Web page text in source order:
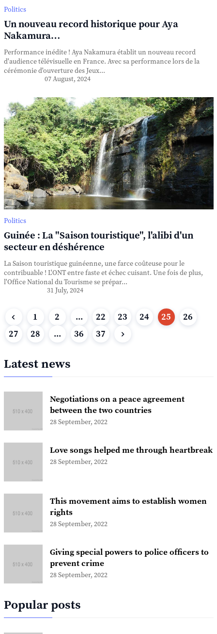
Politics
Un nouveau record historique pour Aya
Nakamura…
Performance inédite ! Aya Nakamura établit un nouveau record
d'audience télévisuelle en France. Avec sa performance lors de la
cérémonie d'ouverture des Jeux...
07 August, 2024
Politics
Guinée : La "Saison touristique", l'alibi d'un
secteur en déshérence
La Saison touristique guinéenne, une farce coûteuse pour le
contribuable ! L'ONT entre faste et échec cuisant. Une fois de plus,
l'Office National du Tourisme se prépar...
31 July, 2024
1 2 ... 22 23 24 25
26
27
28 ... 36 37
Latest news
Negotiations on a peace agreement
between the two countries
28 September, 2022
Love songs helped me through heartbreak
28 September, 2022
This movement aims to establish women
rights
28 September, 2022
Giving special powers to police officers to
prevent crime
28 September, 2022
Popular posts